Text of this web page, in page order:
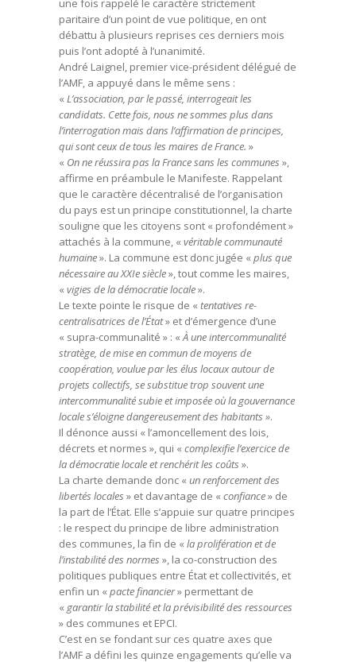
une fois rappelé le caractère strictement
paritaire d’un point de vue politique, en ont
débattu à plusieurs reprises ces derniers mois
puis l’ont adopté à l’unanimité.
André Laignel, premier vice-président délégué de
l’AMF, a appuyé dans le même sens :
« L’association, par le passé, interrogeait les
candidats. Cette fois, nous ne sommes plus dans
l’interrogation mais dans l’affirmation de principes,
qui sont ceux de tous les maires de France. »
« On ne réussira pas la France sans les communes »,
affirme en préambule le Manifeste. Rappelant
que le caractère décentralisé de l’organisation
du pays est un principe constitutionnel, la charte
souligne que les citoyens sont « profondément »
attachés à la commune, « véritable communauté
humaine». La commune est donc jugée « plus que
nécessaire au XXIe siècle», tout comme les maires,
« vigies de la démocratie locale».
Le texte pointe le risque de « tentatives re-
centralisatrices de l’État» et d’émergence d’une
« supra-communalité » : «À une intercommunalité
stratège, de mise en commun de moyens de
coopération, voulue par les élus locaux autour de
projets collectifs, se substitue trop souvent une
intercommunalité subie et imposée où la gouvernance
locale s’éloigne dangereusement des habitants ».
Il dénonce aussi « l’amoncellement des lois,
décrets et normes », qui « complexifie l’exercice de
la démocratie locale et renchérit les coûts ».
La charte demande donc « un renforcement des
libertés locales » et davantage de « confiance» de
la part de l’État. Elle s’appuie sur quatre principes
: le respect du principe de libre administration
des communes, la fin de « la prolifération et de
l’instabilité des normes », la co-construction des
politiques publiques entre État et collectivités, et
enfin un « pacte financier» permettant de
« garantir la stabilité et la prévisibilité des ressources
» des communes et EPCI.
C’est en se fondant sur ces quatre axes que
l’AMF a défini les quinze engagements qu’elle va